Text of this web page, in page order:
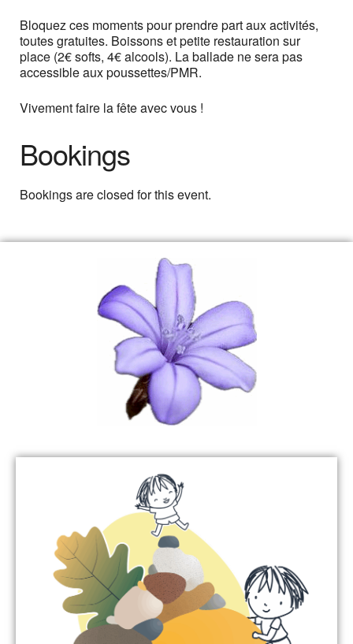
Bloquez ces moments pour prendre part aux activités,
toutes gratuites. Boissons et petite restauration sur
place (2€ softs, 4€ alcools). La ballade ne sera pas
accessible aux poussettes/PMR.
Vivement faire la fête avec vous !
Bookings
Bookings are closed for this event.